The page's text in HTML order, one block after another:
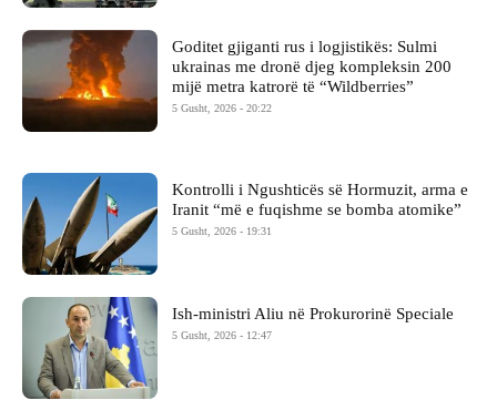
Goditet gjiganti rus i logjistikës: Sulmi
ukrainas me dronë djeg kompleksin 200
mijë metra katrorë të “Wildberries”
5 Gusht, 2026 - 20:22
Kontrolli i Ngushticës së Hormuzit, arma e
Iranit “më e fuqishme se bomba atomike”
5 Gusht, 2026 - 19:31
Ish-ministri ​Aliu në Prokurorinë Speciale
5 Gusht, 2026 - 12:47